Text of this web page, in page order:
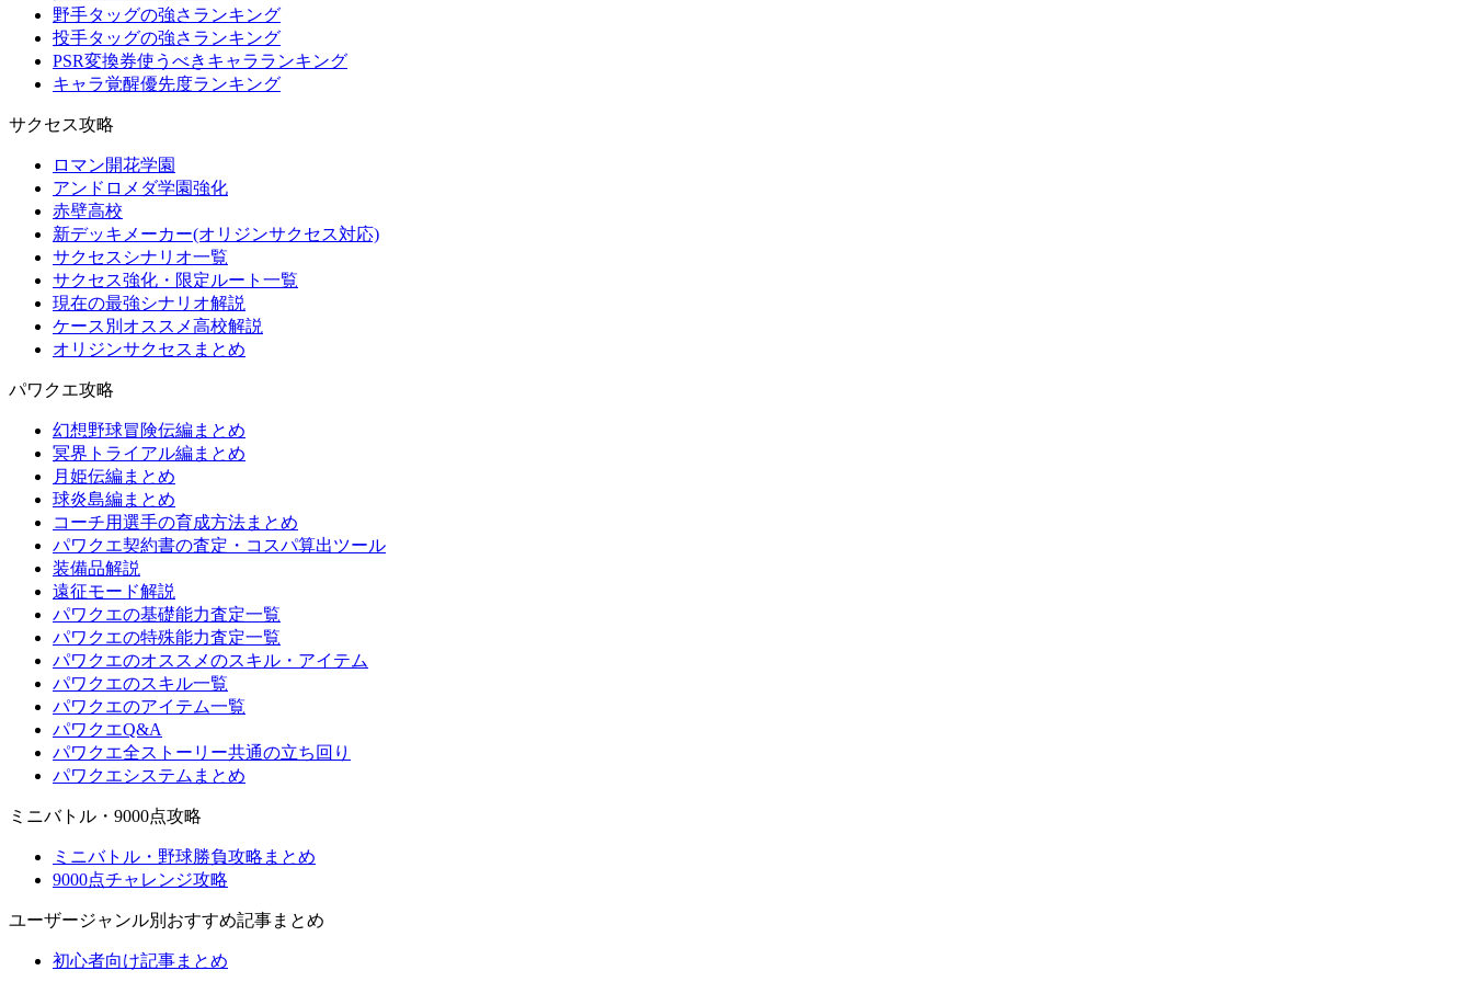
野手タッグの強さランキング
投手タッグの強さランキング
PSR変換券使うべきキャラランキング
キャラ覚醒優先度ランキング
サクセス攻略
ロマン開花学園
アンドロメダ学園強化
赤壁高校
新デッキメーカー(オリジンサクセス対応)
サクセスシナリオ一覧
サクセス強化・限定ルート一覧
現在の最強シナリオ解説
ケース別オススメ高校解説
オリジンサクセスまとめ
パワクエ攻略
幻想野球冒険伝編まとめ
冥界トライアル編まとめ
月姫伝編まとめ
球炎島編まとめ
コーチ用選手の育成方法まとめ
パワクエ契約書の査定・コスパ算出ツール
装備品解説
遠征モード解説
パワクエの基礎能力査定一覧
パワクエの特殊能力査定一覧
パワクエのオススメのスキル・アイテム
パワクエのスキル一覧
パワクエのアイテム一覧
パワクエQ&A
パワクエ全ストーリー共通の立ち回り
パワクエシステムまとめ
ミニバトル・9000点攻略
ミニバトル・野球勝負攻略まとめ
9000点チャレンジ攻略
ユーザージャンル別おすすめ記事まとめ
初心者向け記事まとめ